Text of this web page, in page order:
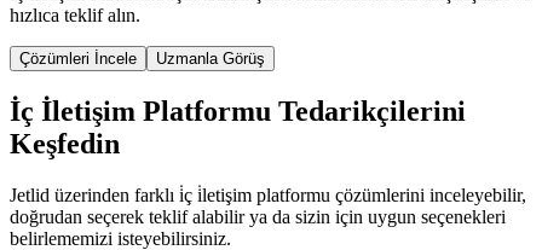
hızlıca teklif alın.
Çözümleri İncele Uzmanla Görüş
İç İletişim Platformu Tedarikçilerini
Keşfedin
Jetlid üzerinden farklı i̇ç i̇letişim platformu çözümlerini inceleyebilir,
doğrudan seçerek teklif alabilir ya da sizin için uygun seçenekleri
belirlememizi isteyebilirsiniz.